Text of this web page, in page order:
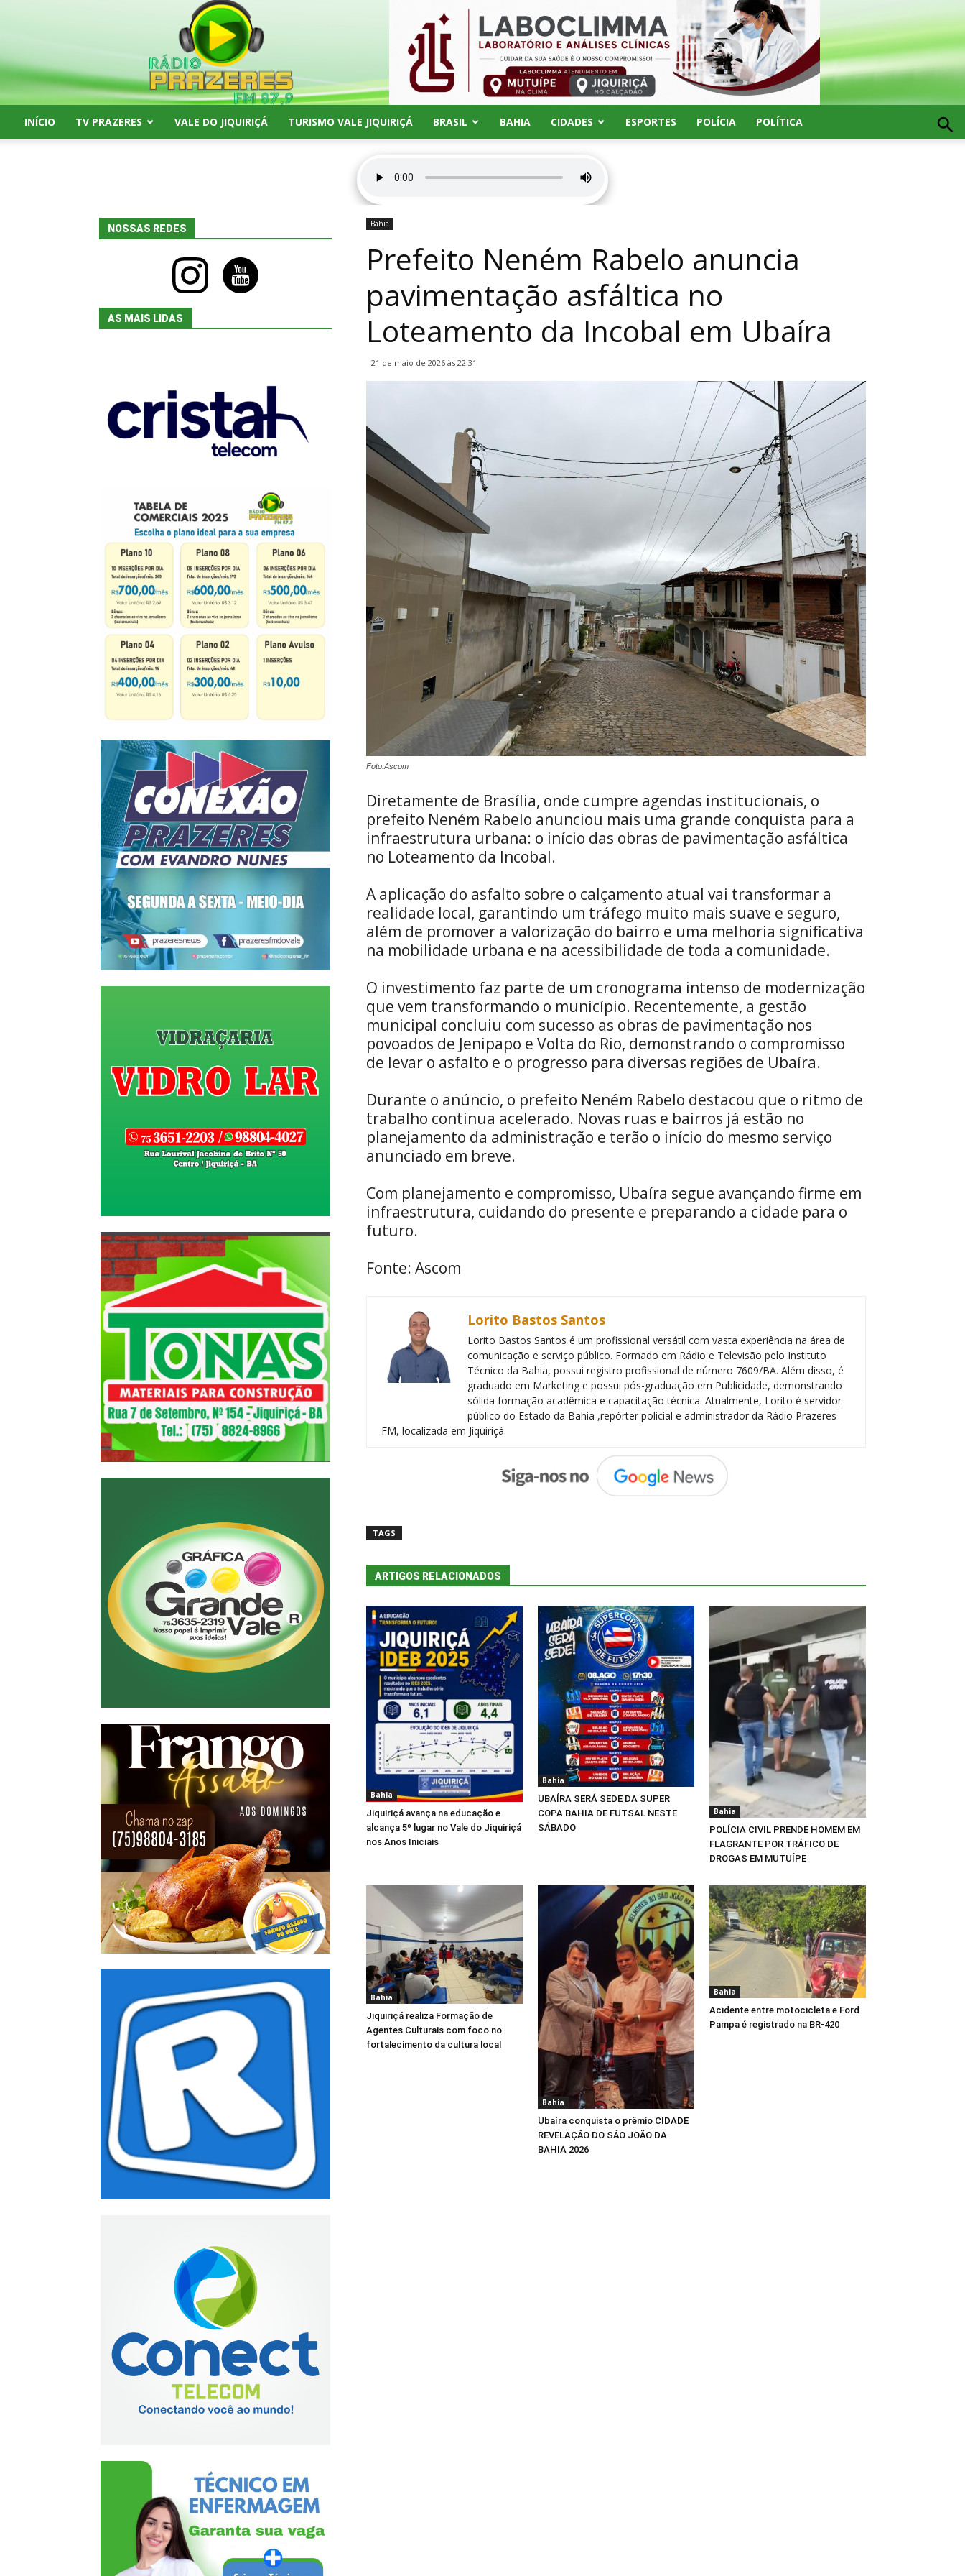
INÍCIO TV PRAZERES VALE DO JIQUIRIÇÁ TURISMO VALE JIQUIRIÇÁ BRASIL BAHIA CIDADES ESPORTES POLÍCIA POLÍTICA
Bahia
Prefeito Neném Rabelo anuncia
pavimentação asfáltica no
Loteamento da Incobal em Ubaíra
21 de maio de 2026 às 22:31
Foto:Ascom
Diretamente de Brasília, onde cumpre agendas institucionais, o
prefeito Neném Rabelo anunciou mais uma grande conquista para a
infraestrutura urbana: o início das obras de pavimentação asfáltica
no Loteamento da Incobal.
A aplicação do asfalto sobre o calçamento atual vai transformar a
realidade local, garantindo um tráfego muito mais suave e seguro,
além de promover a valorização do bairro e uma melhoria significativa
na mobilidade urbana e na acessibilidade de toda a comunidade.
O investimento faz parte de um cronograma intenso de modernização
que vem transformando o município. Recentemente, a gestão
municipal concluiu com sucesso as obras de pavimentação nos
povoados de Jenipapo e Volta do Rio, demonstrando o compromisso
de levar o asfalto e o progresso para diversas regiões de Ubaíra.
Durante o anúncio, o prefeito Neném Rabelo destacou que o ritmo de
trabalho continua acelerado. Novas ruas e bairros já estão no
planejamento da administração e terão o início do mesmo serviço
anunciado em breve.
Com planejamento e compromisso, Ubaíra segue avançando firme em
infraestrutura, cuidando do presente e preparando a cidade para o
futuro.
Fonte: Ascom
Lorito Bastos Santos
Lorito Bastos Santos é um profissional versátil com vasta experiência na área de
comunicação e serviço público. Formado em Rádio e Televisão pelo Instituto
Técnico da Bahia, possui registro profissional de número 7609/BA. Além disso, é
graduado em Marketing e possui pós-graduação em Publicidade, demonstrando
sólida formação acadêmica e capacitação técnica. Atualmente, Lorito é servidor
público do Estado da Bahia ,repórter policial e administrador da Rádio Prazeres
FM, localizada em Jiquiriçá.
TAGS
ARTIGOS RELACIONADOS
Bahia
Jiquiriçá avança na educação e
alcança 5º lugar no Vale do Jiquiriçá
nos Anos Iniciais
Bahia
UBAÍRA SERÁ SEDE DA SUPER
COPA BAHIA DE FUTSAL NESTE
SÁBADO
Bahia
POLÍCIA CIVIL PRENDE HOMEM EM
FLAGRANTE POR TRÁFICO DE
DROGAS EM MUTUÍPE
Bahia
Jiquiriçá realiza Formação de
Agentes Culturais com foco no
fortalecimento da cultura local
Bahia
Ubaíra conquista o prêmio CIDADE
REVELAÇÃO DO SÃO JOÃO DA
BAHIA 2026
Bahia
Acidente entre motocicleta e Ford
Pampa é registrado na BR-420
NOSSAS REDES
instagram youtube
AS MAIS LIDAS